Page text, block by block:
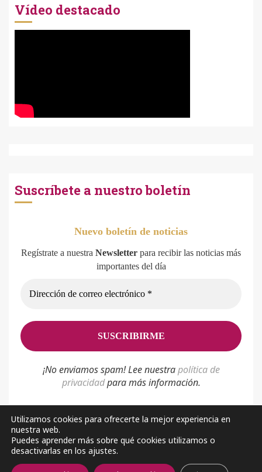
Vídeo destacado
Suscríbete a nuestro boletín
Nuevo boletín de noticias
Regístrate a nuestra Newsletter para recibir las noticias más
importantes del día
¡No enviamos spam! Lee nuestrapolítica de
privacidadpara más información.
Política de privacidad Aviso Legal Sobre nosotros
Utilizamos cookies para ofrecerte la mejor experiencia en
nuestra web.
Puedes aprender más sobre qué cookies utilizamos o
desactivarlas en los ajustes.